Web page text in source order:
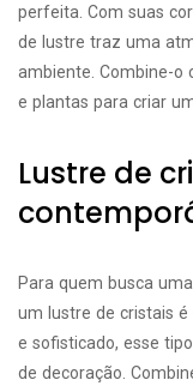
perfeita. Com suas
de lustre traz uma
ambiente. Combine-o
e plantas para criar
Lustre de
Para quem busca
um lustre de cristais é
e sofisticado, esse
de decoração.